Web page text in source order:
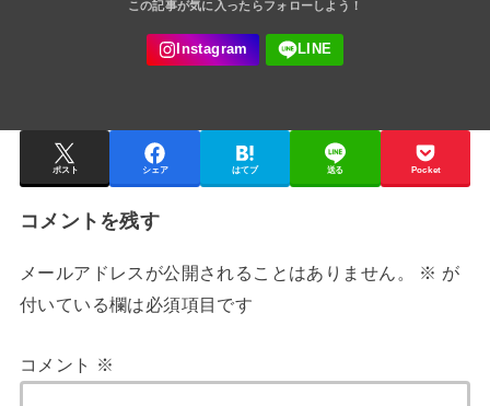
ポスト シェア はてブ 送る Pocket
コメントを残す
メールアドレスが公開されることはありません。 ※ が
付いている欄は必須項目です
コメント ※